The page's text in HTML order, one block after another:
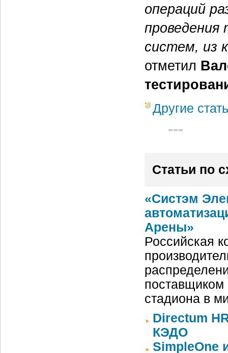
операций
проведения
систем, из
отметил
Другие
Статьи по
«Систэм
Арены»
Российская
поставщиком
стадиона в
Directum
КЭДО
SimpleOne